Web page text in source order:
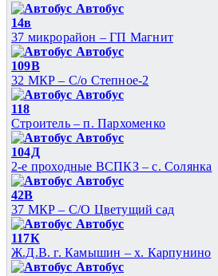
Автобус
14в
37 микрорайон – ГП Магнит
Автобус
109В
32 МКР – С/о Степное-2
Автобус
118
Строитель – п. Пархоменко
Автобус
104Д
2-е проходные ВСПКЗ – с. Солянка
Автобус
42В
37 МКР – С/О Цветущий сад
Автобус
117К
Ж.Д.В. г. Камышин – х. Карпунино
Автобус